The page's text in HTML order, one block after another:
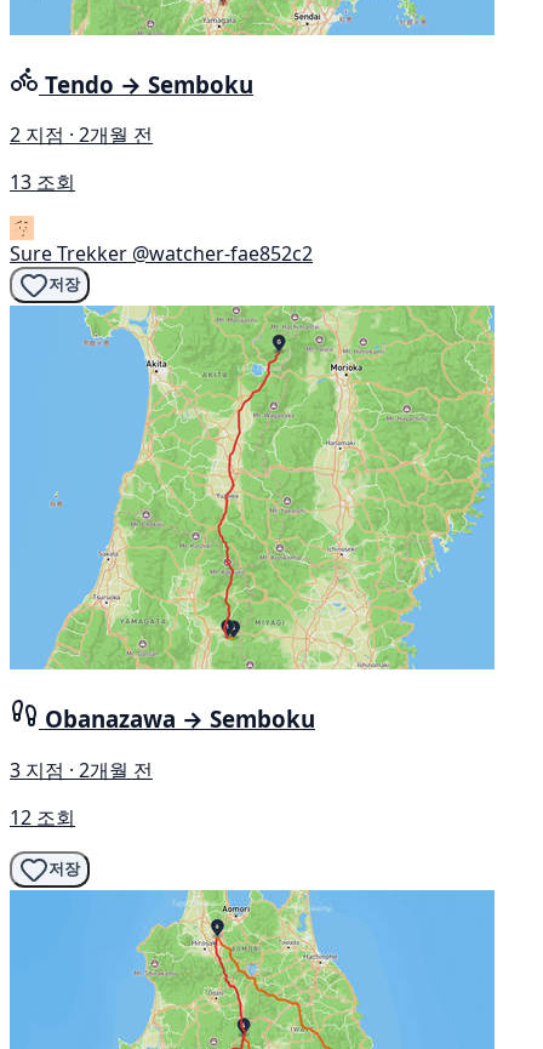
Tendo → Semboku
2 지점 · 2개월 전
13 조회
Sure Trekker @watcher-fae852c2
저장
Obanazawa → Semboku
3 지점 · 2개월 전
12 조회
저장